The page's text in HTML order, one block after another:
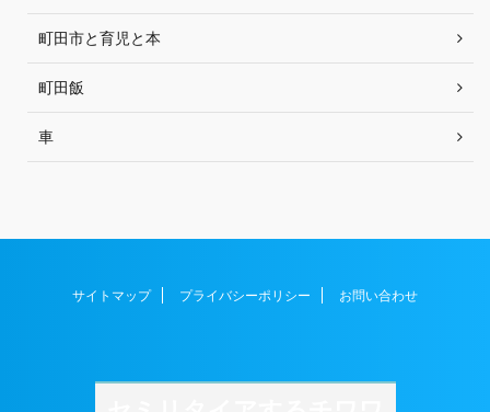
町田市と育児と本
町田飯
車
サイトマップ プライバシーポリシー お問い合わせ